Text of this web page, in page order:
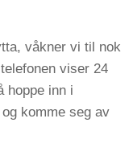
våkner vi til nok
viser 24
hoppe inn i
komme seg av